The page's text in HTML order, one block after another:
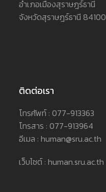
อำเภอเมืองสุราษฎร์ธานี
จังหวัดสุราษฎร์ธานี 84100
ติดต่อเรา
โทรศัพท์ : 077-913363
โทรสาร : 077-913964
อีเมล : human@sru.ac.th
เว็บไซต์ : human.sru.ac.th